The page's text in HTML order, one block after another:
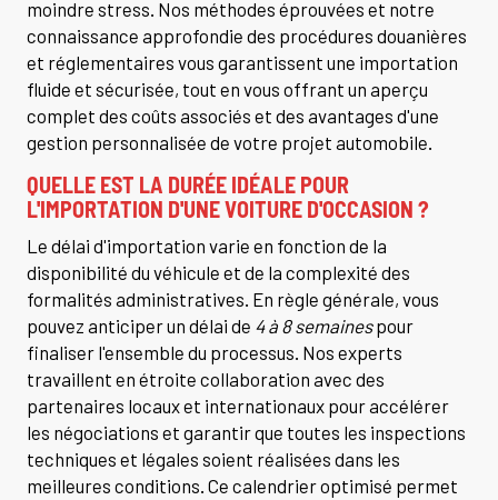
moindre stress. Nos méthodes éprouvées et notre
connaissance approfondie des procédures douanières
et réglementaires vous garantissent une importation
fluide et sécurisée, tout en vous offrant un aperçu
complet des coûts associés et des avantages d'une
gestion personnalisée de votre projet automobile.
QUELLE EST LA DURÉE IDÉALE POUR
L'IMPORTATION D'UNE VOITURE D'OCCASION ?
Le délai d'importation varie en fonction de la
disponibilité du véhicule et de la complexité des
formalités administratives. En règle générale, vous
pouvez anticiper un délai de 4 à 8 semainespour
finaliser l'ensemble du processus. Nos experts
travaillent en étroite collaboration avec des
partenaires locaux et internationaux pour accélérer
les négociations et garantir que toutes les inspections
techniques et légales soient réalisées dans les
meilleures conditions. Ce calendrier optimisé permet